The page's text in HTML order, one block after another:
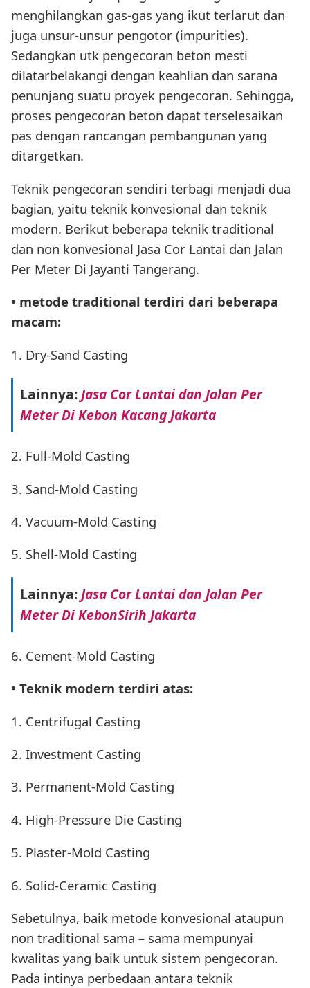
menghilangkan gas-gas yang ikut terlarut dan
juga unsur-unsur pengotor (impurities).
Sedangkan utk pengecoran beton mesti
dilatarbelakangi dengan keahlian dan sarana
penunjang suatu proyek pengecoran. Sehingga,
proses pengecoran beton dapat terselesaikan
pas dengan rancangan pembangunan yang
ditargetkan.
Teknik pengecoran sendiri terbagi menjadi dua
bagian, yaitu teknik konvesional dan teknik
modern. Berikut beberapa teknik traditional
dan non konvesional Jasa Cor Lantai dan Jalan
Per Meter Di Jayanti Tangerang.
• metode traditional terdiri dari beberapa
macam:
1. Dry-Sand Casting
Lainnya:Jasa Cor Lantai dan Jalan Per
Meter Di Kebon Kacang Jakarta
2. Full-Mold Casting
3. Sand-Mold Casting
4. Vacuum-Mold Casting
5. Shell-Mold Casting
Lainnya:Jasa Cor Lantai dan Jalan Per
Meter Di KebonSirih Jakarta
6. Cement-Mold Casting
• Teknik modern terdiri atas:
1. Centrifugal Casting
2. Investment Casting
3. Permanent-Mold Casting
4. High-Pressure Die Casting
5. Plaster-Mold Casting
6. Solid-Ceramic Casting
Sebetulnya, baik metode konvesional ataupun
non traditional sama – sama mempunyai
kwalitas yang baik untuk sistem pengecoran.
Pada intinya perbedaan antara teknik